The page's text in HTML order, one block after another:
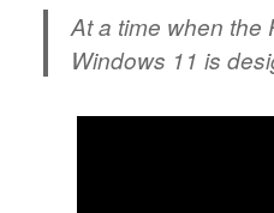
At a time when the
Windows 11 is